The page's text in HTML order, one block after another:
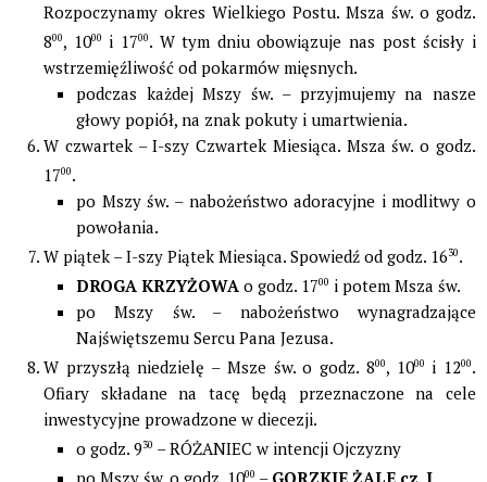
Rozpoczynamy okres Wielkiego Postu. Msza św. o godz.
800, 1000 i 1700. W tym dniu obowiązuje nas post ścisły i
wstrzemięźliwość od pokarmów mięsnych.
podczas każdej Mszy św. – przyjmujemy na nasze
głowy popiół, na znak pokuty i umartwienia.
W czwartek – I-szy Czwartek Miesiąca. Msza św. o godz.
1700.
po Mszy św. – nabożeństwo adoracyjne i modlitwy o
powołania.
W piątek – I-szy Piątek Miesiąca. Spowiedź od godz. 1630.
DROGA KRZYŻOWA o godz. 1700 i potem Msza św.
po Mszy św. – nabożeństwo wynagradzające
Najświętszemu Sercu Pana Jezusa.
W przyszłą niedzielę – Msze św. o godz. 800, 1000 i 1200.
Ofiary składane na tacę będą przeznaczone na cele
inwestycyjne prowadzone w diecezji.
o godz. 930 – RÓŻANIEC w intencji Ojczyzny
po Mszy św. o godz. 1000 – GORZKIE ŻALE cz. I.